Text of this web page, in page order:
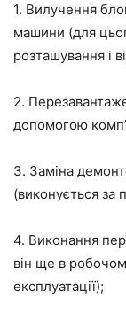
1. Вилучення
машини (для
розташування і
2.
допомогою
3. Заміна
(виконується
4. Виконання
він ще в
експлуатації);